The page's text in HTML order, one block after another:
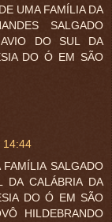
UMA FAMÍLIA DA
SALGADO
DO SUL DA
DO Ó EM SÃO
14:44
SALGADO
DA CALÁBRIA DA
DO Ó EM SÃO
HILDEBRANDO